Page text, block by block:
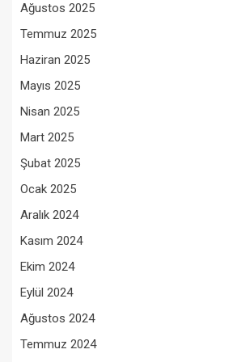
Ağustos 2025
Temmuz 2025
Haziran 2025
Mayıs 2025
Nisan 2025
Mart 2025
Şubat 2025
Ocak 2025
Aralık 2024
Kasım 2024
Ekim 2024
Eylül 2024
Ağustos 2024
Temmuz 2024